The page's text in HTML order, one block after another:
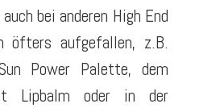
bei anderen High End
öfters aufgefallen, z.B.
Power Palette, dem
Lipbalm oder in der